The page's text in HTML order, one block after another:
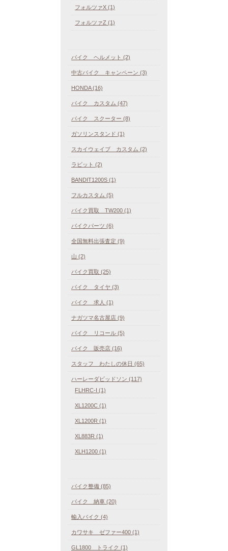
フォルツァX (1)
フォルツァZ (1)
バイク ヘルメット (2)
中古バイク キャンペーン (3)
HONDA (16)
バイク カスタム (47)
バイク スクーター (8)
ガソリンスタンド (1)
スカイウェイブ カスタム (2)
ラビット (2)
BANDIT1200S (1)
フルカスタム (5)
バイク買取 TW200 (1)
バイクパーツ (6)
全国無料出張査定 (9)
山 (2)
バイク買取 (25)
バイク タイヤ (3)
バイク 求人 (1)
ナガツマ名古屋店 (9)
バイク リコール (5)
バイク 販売店 (16)
スタッフ わたしの休日 (65)
ハーレーダビッドソン (117)
FLHRC-I (1)
XL1200C (1)
XL1200R (1)
XL883R (1)
XLH1200 (1)
バイク整備 (85)
バイク 納車 (20)
輸入バイク (4)
カワサキ ゼファー400 (1)
GL1800 トライク (1)